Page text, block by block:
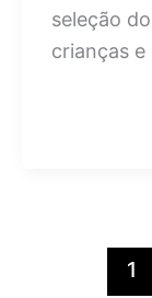
seleção
crianças e
1